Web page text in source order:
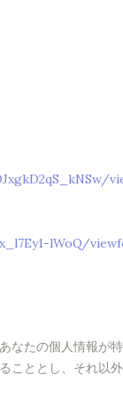
lWoQ/
なたの個人情報が
こととし、それ以